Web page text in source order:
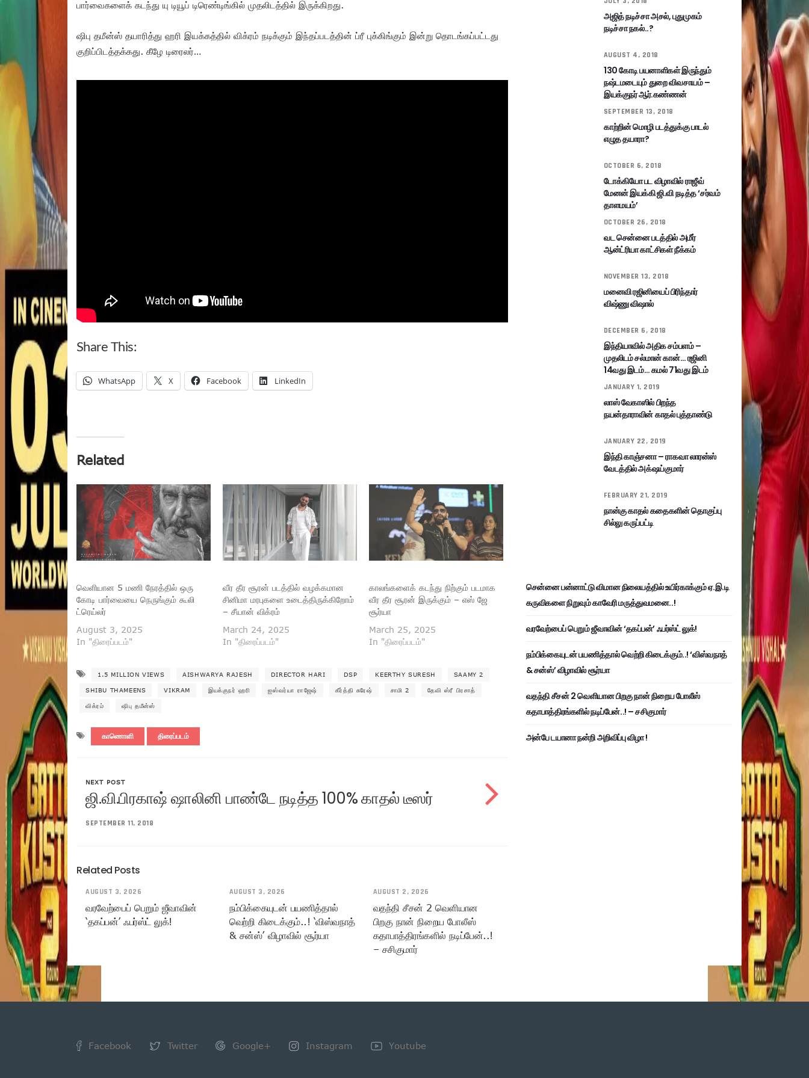
பார்வைகளைக் கடந்து யு டியூப் டிரெண்டிங்கில் முதலிடத்தில் இருக்கிறது.
ஷிபு தமீன்ஸ் தயாரித்து ஹரி இயக்கத்தில் விக்ரம் நடிக்கும் இந்தப்படத்தின் ப்ரீ புக்கிங்கும் இன்று தொடங்கப்பட்டது
குறிப்பிடத்தக்கது. கீழே டிரைலர்…
Share This:
WhatsApp X Facebook LinkedIn
Related
வெளியான 5 மணி நேரத்தில் ஒரு
கோடி பார்வையை நெருங்கும் கூலி
ட்ரெய்லர்
August 3, 2025
In "திரைப்படம்"
வீர தீர சூரன் படத்தில் வழக்கமான
சினிமா மரபுகளை உடைத்திருக்கிறோம்
– சீயான் விக்ரம்
March 24, 2025
In "திரைப்படம்"
காலங்களைக் கடந்து நிற்கும் படமாக
வீர தீர சூரன் இருக்கும் – எஸ் ஜே
சூர்யா
March 25, 2025
In "திரைப்படம்"
1.5 MILLION VIEWS AISHWARYA RAJESH DIRECTOR HARI DSP KEERTHY SURESH SAAMY 2
SHIBU THAMEENS VIKRAM இயக்குநர் ஹரி ஐஸ்வர்யா ராஜேஷ் கீர்த்தி சுரேஷ் சாமி 2 தேவி ஸ்ரீ பிரசாத்
விக்ரம் ஷிபு தமீன்ஸ்
காணொளி திரைப்படம்
NEXT POST
ஜி.வி.பிரகாஷ் ஷாலினி பாண்டே நடித்த 100% காதல் டீஸர்
SEPTEMBER 11, 2018
Related Posts
AUGUST 3, 2026
வரவேற்பைப் பெறும் ஜீவாவின்
‘தகப்பன்’ ஃபர்ஸ்ட் லுக்!
AUGUST 3, 2026
நம்பிக்கையுடன் பயணித்தால்
வெற்றி கிடைக்கும்..! ‘விஸ்வநாத்
& சன்ஸ்’ விழாவில் சூர்யா
AUGUST 2, 2026
வதந்தி சீசன் 2 வெளியான
பிறகு நான் நிறைய போலீஸ்
கதாபாத்திரங்களில் நடிப்பேன்..!
– சசிகுமார்
அஜித் நடிச்சா அசல், புதுமுகம்
நடிச்சா நகல்..?
AUGUST 4, 2018
130 கோடி பயனாளிகள் இருந்தும்
நஷ்டமடையும் துறை விவசாயம் –
இயக்குநர் ஆர்.கண்ணன்
SEPTEMBER 13, 2018
காற்றின் மொழி படத்துக்கு பாடல்
எழுத தயாரா?
OCTOBER 6, 2018
டோக்கியோ பட விழாவில் ராஜீவ்
மேனன் இயக்கி ஜி.வி நடித்த ‘சர்வம்
தாளமயம்’
OCTOBER 26, 2018
வட சென்னை படத்தில் அமீர்
ஆன்ட்ரியா காட்சிகள் நீக்கம்
NOVEMBER 13, 2018
மனைவி ரஜினியைப் பிரிந்தார்
விஷ்ணு விஷால்
DECEMBER 6, 2018
இந்தியாவில் அதிக சம்பளம் –
முதலிடம் சல்மான் கான்… ரஜினி
14வது இடம்… கமல் 71வது இடம்
JANUARY 1, 2019
லாஸ் வேகாஸில் பிறந்த
நயன்தாராவின் காதல் புத்தாண்டு
JANUARY 22, 2019
இந்தி காஞ்சனா – ராகவா லாரன்ஸ்
வேடத்தில் அக்‌ஷய்குமார்
FEBRUARY 21, 2019
நான்கு காதல் கதைகளின் தொகுப்பு
சில்லு கருப்பட்டி
சென்னை பன்னாட்டு விமான நிலையத்தில் உயிர்காக்கும் ஏ.இ.டி
கருவிகளை நிறுவும் காவேரி மருத்துவமனை..!
வரவேற்பைப் பெறும் ஜீவாவின் ‘தகப்பன்’ ஃபர்ஸ்ட் லுக்!
நம்பிக்கையுடன் பயணித்தால் வெற்றி கிடைக்கும்..! ‘விஸ்வநாத்
& சன்ஸ்’ விழாவில் சூர்யா
வதந்தி சீசன் 2 வெளியான பிறகு நான் நிறைய போலீஸ்
கதாபாத்திரங்களில் நடிப்பேன்..! – சசிகுமார்
அன்பே டயானா நன்றி அறிவிப்பு விழா !
Facebook Twitter Google+ Instagram Youtube